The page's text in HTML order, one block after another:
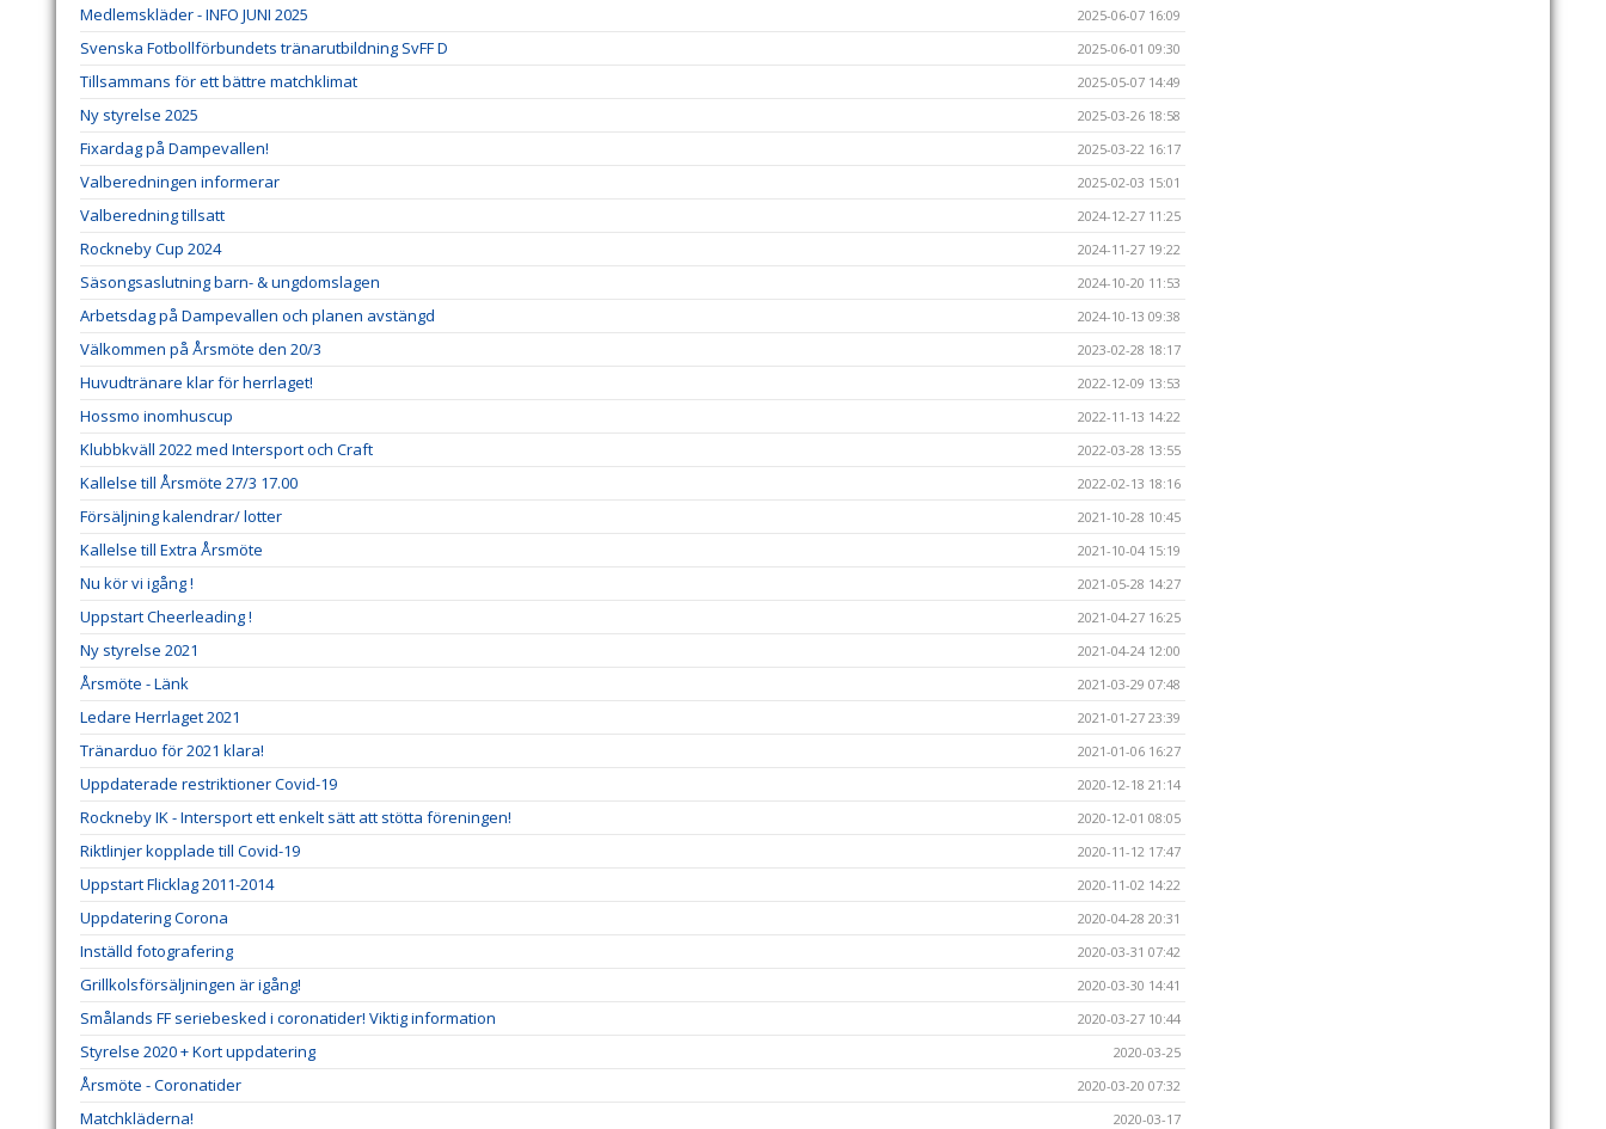
Medlemskläder - INFO JUNI 2025 2025-06-07 16:09
Svenska Fotbollförbundets tränarutbildning SvFF D 2025-06-01 09:30
Tillsammans för ett bättre matchklimat 2025-05-07 14:49
Ny styrelse 2025 2025-03-26 18:58
Fixardag på Dampevallen! 2025-03-22 16:17
Valberedningen informerar 2025-02-03 15:01
Valberedning tillsatt 2024-12-27 11:25
Rockneby Cup 2024 2024-11-27 19:22
Säsongsaslutning barn- & ungdomslagen 2024-10-20 11:53
Arbetsdag på Dampevallen och planen avstängd 2024-10-13 09:38
Välkommen på Årsmöte den 20/3 2023-02-28 18:17
Huvudtränare klar för herrlaget! 2022-12-09 13:53
Hossmo inomhuscup 2022-11-13 14:22
Klubbkväll 2022 med Intersport och Craft 2022-03-28 13:55
Kallelse till Årsmöte 27/3 17.00 2022-02-13 18:16
Försäljning kalendrar/ lotter 2021-10-28 10:45
Kallelse till Extra Årsmöte 2021-10-04 15:19
Nu kör vi igång ! 2021-05-28 14:27
Uppstart Cheerleading ! 2021-04-27 16:25
Ny styrelse 2021 2021-04-24 12:00
Årsmöte - Länk 2021-03-29 07:48
Ledare Herrlaget 2021 2021-01-27 23:39
Tränarduo för 2021 klara! 2021-01-06 16:27
Uppdaterade restriktioner Covid-19 2020-12-18 21:14
Rockneby IK - Intersport ett enkelt sätt att stötta föreningen! 2020-12-01 08:05
Riktlinjer kopplade till Covid-19 2020-11-12 17:47
Uppstart Flicklag 2011-2014 2020-11-02 14:22
Uppdatering Corona 2020-04-28 20:31
Inställd fotografering 2020-03-31 07:42
Grillkolsförsäljningen är igång! 2020-03-30 14:41
Smålands FF seriebesked i coronatider! Viktig information 2020-03-27 10:44
Styrelse 2020 + Kort uppdatering 2020-03-25
Årsmöte - Coronatider 2020-03-20 07:32
Matchkläderna! 2020-03-17